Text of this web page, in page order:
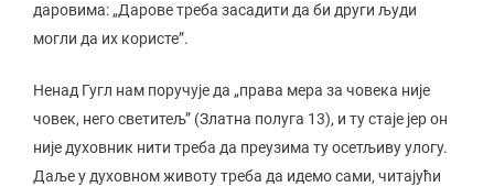
даровима: „Дарове треба засадити да би други људи
могли да их користе”.
Ненад Гугл нам поручује да „права мера за човека није
човек, него светитељ” (Златна полуга 13), и ту стаје јер он
није духовник нити треба да преузима ту осетљиву улогу.
Даље у духовном животу треба да идемо сами, читајући